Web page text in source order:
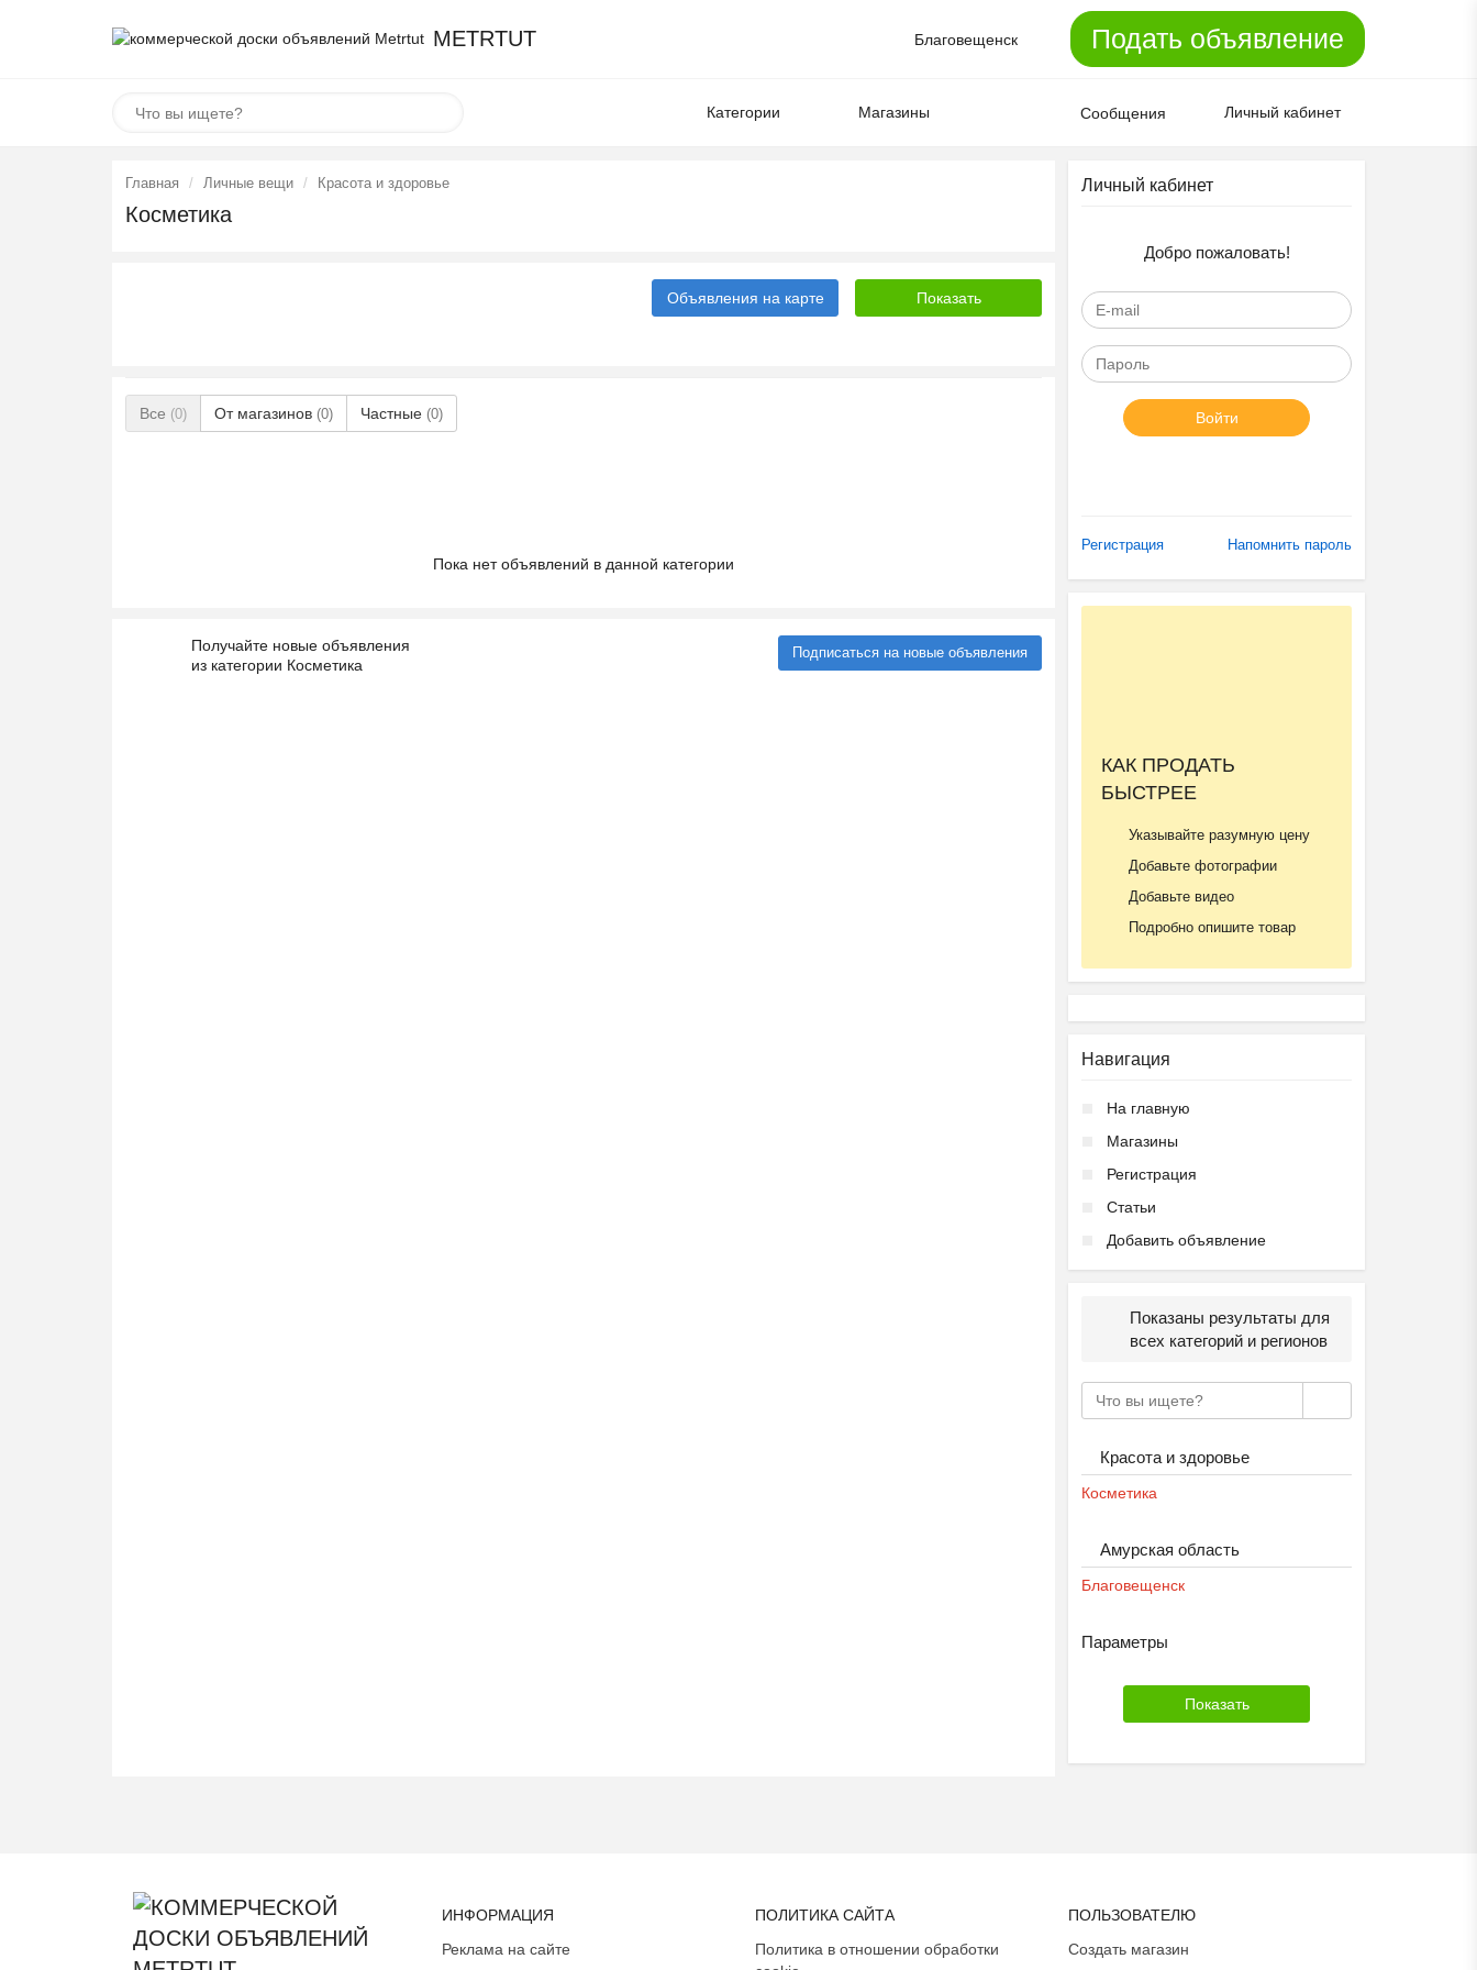
METRTUT Благовещенск Подать объявление
Категории Магазины Сообщения Личный кабинет
Главная Личные вещи Красота и здоровье
Косметика
Объявления на карте
Все (0) От магазинов (0) Частные (0)
Пока нет объявлений в данной категории
Получайте новые объявления
из категории Косметика
Подписаться на новые объявления
Личный кабинет
Добро пожаловать!
Войти
Регистрация Напомнить пароль
КАК ПРОДАТЬ
БЫСТРЕЕ
Указывайте разумную цену
Добавьте фотографии
Добавьте видео
Подробно опишите товар
Навигация
На главную
Магазины
Регистрация
Статьи
Добавить объявление
Показаны результаты для
всех категорий и регионов
Красота и здоровье
Косметика
Амурская область
Благовещенск
Параметры
ИНФОРМАЦИЯ
Реклама на сайте
ПОЛИТИКА САЙТА
Политика в отношении обработки
ПОЛЬЗОВАТЕЛЮ
Создать магазин